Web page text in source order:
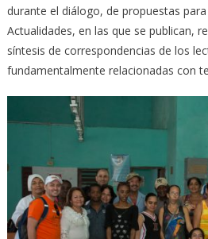
durante el diálogo, de propuestas
Actualidades, en las que se publican,
síntesis de correspondencias de los
fundamentalmente relacionadas con